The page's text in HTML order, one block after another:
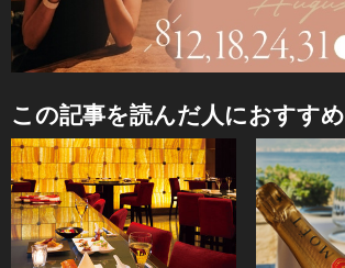
この記事を読んだ人におすすめ